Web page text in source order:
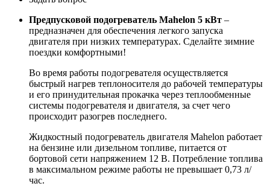
Предпусковой подогреватель Mahelon 5 кВт –
предназначен для обеспечения легкого запуска
двигателя при низких температурах. Сделайте зимние
поездки комфортными!
Во время работы подогревателя осуществляется
быстрый нагрев теплоносителя до рабочей температуры
и его принудительная прокачка через теплообменные
системы подогревателя и двигателя, за счет чего
происходит разогрев последнего.
Жидкостный подогреватель двигателя Mahelon работает
на бензине или дизельном топливе, питается от
бортовой сети напряжением 12 В. Потребление топлива
в максимальном режиме работы не превышает 0,73 л/
час.